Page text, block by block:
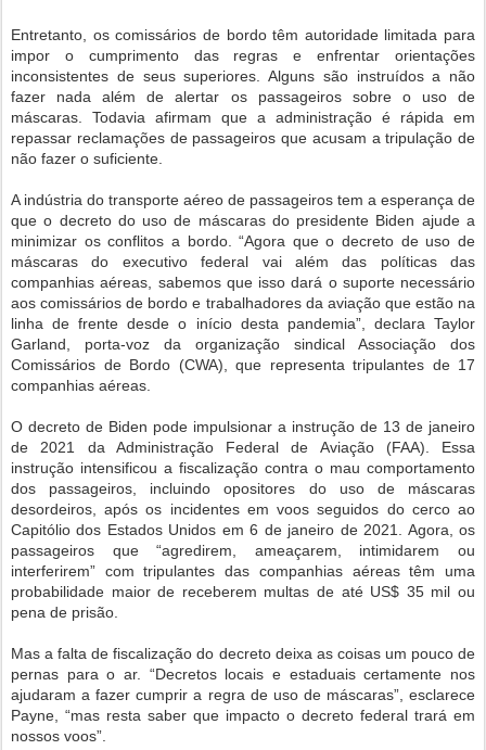
Entretanto, os comissários de bordo têm autoridade limitada para
impor o cumprimento das regras e enfrentar orientações
inconsistentes de seus superiores. Alguns são instruídos a não
fazer nada além de alertar os passageiros sobre o uso de
máscaras. Todavia afirmam que a administração é rápida em
repassar reclamações de passageiros que acusam a tripulação de
não fazer o suficiente.
A indústria do transporte aéreo de passageiros tem a esperança de
que o decreto do uso de máscaras do presidente Biden ajude a
minimizar os conflitos a bordo. “Agora que o decreto de uso de
máscaras do executivo federal vai além das políticas das
companhias aéreas, sabemos que isso dará o suporte necessário
aos comissários de bordo e trabalhadores da aviação que estão na
linha de frente desde o início desta pandemia”, declara Taylor
Garland, porta-voz da organização sindical Associação dos
Comissários de Bordo (CWA), que representa tripulantes de 17
companhias aéreas.
O decreto de Biden pode impulsionar a instrução de 13 de janeiro
de 2021 da Administração Federal de Aviação (FAA). Essa
instrução intensificou a fiscalização contra o mau comportamento
dos passageiros, incluindo opositores do uso de máscaras
desordeiros, após os incidentes em voos seguidos do cerco ao
Capitólio dos Estados Unidos em 6 de janeiro de 2021. Agora, os
passageiros que “agredirem, ameaçarem, intimidarem ou
interferirem” com tripulantes das companhias aéreas têm uma
probabilidade maior de receberem multas de até US$ 35 mil ou
pena de prisão.
Mas a falta de fiscalização do decreto deixa as coisas um pouco de
pernas para o ar. “Decretos locais e estaduais certamente nos
ajudaram a fazer cumprir a regra de uso de máscaras”, esclarece
Payne, “mas resta saber que impacto o decreto federal trará em
nossos voos”.